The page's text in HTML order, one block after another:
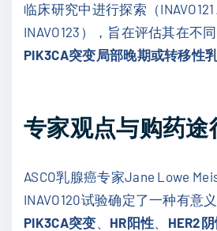
临床研究中进行探索（INAVO121
INAVO123），旨在评估其在不
PIK3CA突变局部晚期或转移性
专家观点与购药途
ASCO乳腺癌专家Jane Lowe
INAVO120试验确定了一种有意
PIK3CA突变
HR阳性 HER2